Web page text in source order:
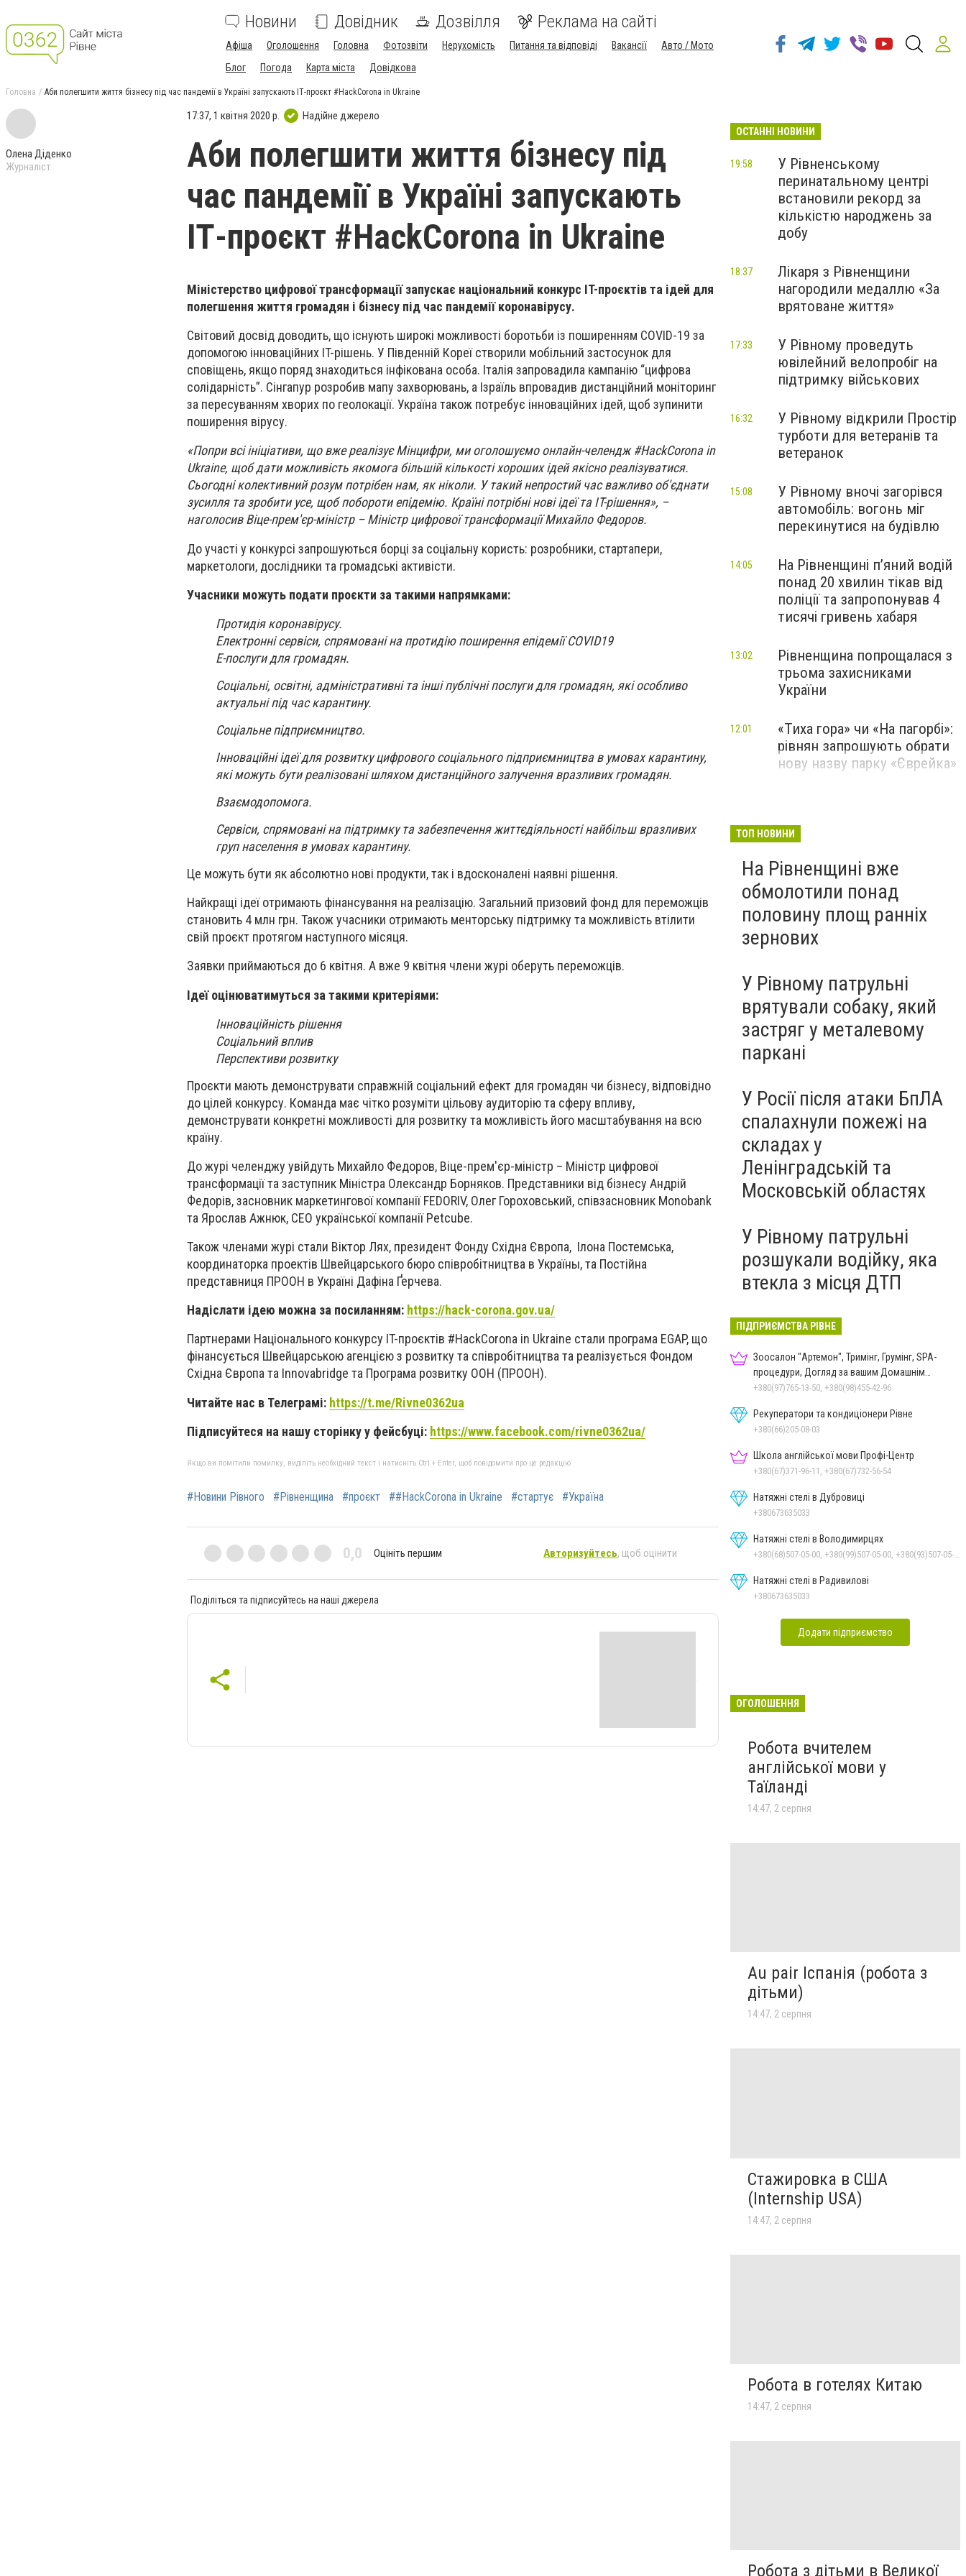
Новини Довідник Дозвілля Реклама на сайті
Афіша Оголошення Головна Фотозвіти Нерухомість Питання та відповіді Вакансії
Авто / Мото
Блог
Погода Карта міста Довідкова
Головна Аби полегшити життя бізнесу під час пандемії в Україні запускають ІТ-проєкт #HackCorona in Ukraine
Олена Діденко
Журналіст
17:37, 1 квітня 2020 р. Надійне джерело
Аби полегшити життя бізнесу під
час пандемії в Україні запускають
ІТ-проєкт #HackCorona in Ukraine
Міністерство цифрової трансформації запускає національний конкурс IT-проєктів та ідей для
полегшення життя громадян і бізнесу під час пандемії коронавірусу.
Світовий досвід доводить, що існують широкі можливості боротьби із поширенням COVID-19 за
допомогою інноваційних IT-рішень. У Південній Кореї створили мобільний застосунок для
сповіщень, якщо поряд знаходиться інфікована особа. Італія запровадила кампанію “цифрова
солідарність”. Сінгапур розробив мапу захворювань, а Ізраїль впровадив дистанційний моніторинг
за пересуванням хворих по геолокації. Україна також потребує інноваційних ідей, щоб зупинити
поширення вірусу.
«Попри всі ініціативи, що вже реалізує Мінцифри, ми оголошуємо онлайн-челендж #HackCorona in
Ukraine, щоб дати можливість якомога більшій кількості хороших ідей якісно реалізуватися.
Сьогодні колективний розум потрібен нам, як ніколи. У такий непростий час важливо об'єднати
зусилля та зробити усе, щоб побороти епідемію. Країні потрібні нові ідеї та IT-рішення», –
наголосив Віце-прем'єр-міністр – Міністр цифрової трансформації Михайло Федоров.
До участі у конкурсі запрошуються борці за соціальну користь: розробники, стартапери,
маркетологи, дослідники та громадські активісти.
Учасники можуть подати проєкти за такими напрямками:
Протидія коронавірусу.
Електронні сервіси, спрямовані на протидію поширення епідемії COVID19
Е-послуги для громадян.
Соціальні, освітні, адміністративні та інші публічні послуги для громадян, які особливо
актуальні під час карантину.
Соціальне підприємництво.
Інноваційні ідеї для розвитку цифрового соціального підприємництва в умовах карантину,
які можуть бути реалізовані шляхом дистанційного залучення вразливих громадян.
Взаємодопомога.
Сервіси, спрямовані на підтримку та забезпечення життєдіяльності найбільш вразливих
груп населення в умовах карантину.
Це можуть бути як абсолютно нові продукти, так і вдосконалені наявні рішення.
Найкращі ідеї отримають фінансування на реалізацію. Загальний призовий фонд для переможців
становить 4 млн грн. Також учасники отримають менторську підтримку та можливість втілити
свій проєкт протягом наступного місяця.
Заявки приймаються до 6 квітня. А вже 9 квітня члени журі оберуть переможців.
Ідеї оцінюватимуться за такими критеріями:
Інноваційність рішення
Соціальний вплив
Перспективи розвитку
Проєкти мають демонструвати справжній соціальний ефект для громадян чи бізнесу, відповідно
до цілей конкурсу. Команда має чітко розуміти цільову аудиторію та сферу впливу,
демонструвати конкретні можливості для розвитку та можливість його масштабування на всю
країну.
До журі челенджу увійдуть Михайло Федоров, Віце-прем'єр-міністр – Міністр цифрової
трансформації та заступник Міністра Олександр Борняков. Представники від бізнесу Андрій
Федорів, засновник маркетингової компанії FEDORIV, Олег Гороховський, співзасновник Monobank
та Ярослав Ажнюк, CEO української компанії Petcube.
Також членами журі стали Віктор Лях, президент Фонду Східна Європа, Ілона Постемська,
координаторка проектів Швейцарського бюро співробітництва в Україны, та Постійна
представниця ПРООН в Україні Дафіна Ґерчева.
Надіслати ідею можна за посиланням: https://hack-corona.gov.ua/
Партнерами Національного конкурсу IT-проєктів #HackCorona in Ukraine стали програма EGAP, що
фінансується Швейцарською агенцією з розвитку та співробітництва та реалізується Фондом
Східна Європа та Innovabridge та Програма розвитку ООН (ПРООН).
Читайте нас в Телеграмі: https://t.me/Rivne0362ua
Підписуйтеся на нашу сторінку у фейсбуці: https://www.facebook.com/rivne0362ua/
Якщо ви помітили помилку, виділіть необхідний текст і натисніть Ctrl + Enter, щоб повідомити про це редакцію
#Новини Рівного #Рівненщина #проєкт ##HackCorona in Ukraine #стартує #Україна
0,0 Оцініть першим Авторизуйтесь, щоб оцінити
Поділіться та підписуйтесь на наші джерела
ОСТАННІ НОВИНИ
У Рівненському
перинатальному центрі
встановили рекорд за
кількістю народжень за
добу
19:58
Лікаря з Рівненщини
нагородили медаллю «За
врятоване життя»
18:37
У Рівному проведуть
ювілейний велопробіг на
підтримку військових
17:33
У Рівному відкрили Простір
турботи для ветеранів та
ветеранок
16:32
У Рівному вночі загорівся
автомобіль: вогонь міг
перекинутися на будівлю
15:08
На Рівненщині п’яний водій
понад 20 хвилин тікав від
поліції та запропонував 4
тисячі гривень хабаря
14:05
Рівненщина попрощалася з
трьома захисниками
України
13:02
«Тиха гора» чи «На пагорбі»:
рівнян запрошують обрати
нову назву парку «Єврейка»
12:01
ТОП НОВИНИ
На Рівненщині вже
обмолотили понад
половину площ ранніх
зернових
У Рівному патрульні
врятували собаку, який
застряг у металевому
паркані
У Росії після атаки БпЛА
спалахнули пожежі на
складах у
Ленінградській та
Московській областях
У Рівному патрульні
розшукали водійку, яка
втекла з місця ДТП
ПІДПРИЄМСТВА РІВНЕ
Зоосалон "Артемон", Тримінг, Грумінг, SPA-
процедури, Догляд за вашим Домашнім
Улюбленцем
+380(97)765-13-50, +380(98)455-42-96
Рекуператори та кондиціонери Рівне
+380(66)205-08-03
Школа англійської мови Профі-Центр
+380(67)371-96-11, +380(67)732-56-54
Натяжні стелі в Дубровиці
+380673635033
Натяжні стелі в Володимирцях
+380(68)507-05-00, +380(99)507-05-00, +380(93)507-05-00
Натяжні стелі в Радивилові
+380673635033
Додати підприємство
ОГОЛОШЕННЯ
Робота вчителем
англійської мови у
Таїланді
14:47, 2 серпня
Au pair Іспанія (робота з
дітьми)
14:47, 2 серпня
Стажировка в США
(Internship USA)
14:47, 2 серпня
Робота в готелях Китаю
14:47, 2 серпня
Робота з дітьми в Великої